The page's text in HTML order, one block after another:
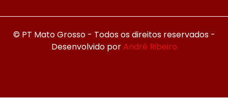
© PT Mato Grosso - Todos os direitos reservados -
Desenvolvido porAndré Ribeiro